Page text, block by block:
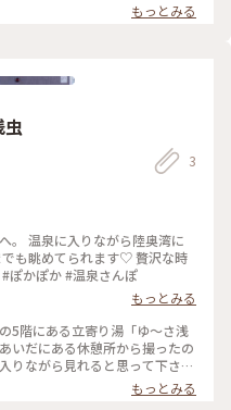
もっとみる
3
。 温泉に入りながら陸奥湾に
も眺めてられます♡ 贅沢な時
間を過ごす事ができました♨️ #ぽかぽか #温泉さんぽ
もっとみる
5階にある立寄り湯「ゆ〜さ浅
いだにある休憩所から撮ったの
りながら見れると思って下さ
買うか持って来るかしないと
と格安です！サンドウィッチマ
もっとみる